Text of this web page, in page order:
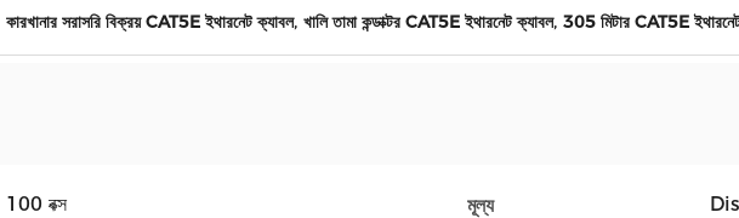
কারখানার সরাসরি বিক্রয় CAT5E ইথারনেট ক্যাবল, খালি তামা কন্ডাক্টর CAT5E ইথারনেট ক্যাবল, 305 মিটার CAT5E
100 বক্স মূল্য